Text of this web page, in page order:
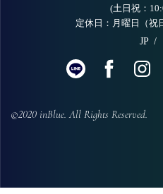
(土日祝：
定休日：月曜日（祝
JP
©2020 inBlue. All Rights Reserved.